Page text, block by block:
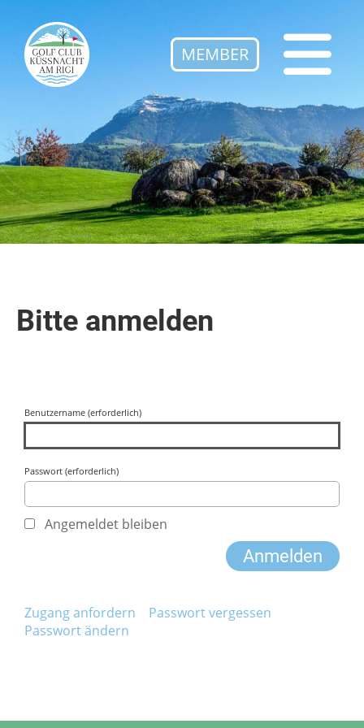
MEMBER
Bitte anmelden
Benutzername (erforderlich)
Passwort (erforderlich)
Angemeldet bleiben
Zugang anfordern
Passwort vergessen
Passwort ändern